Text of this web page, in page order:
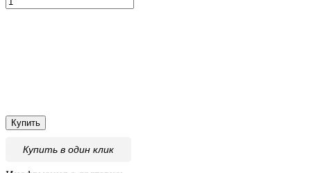
Купить
Купить в один клик